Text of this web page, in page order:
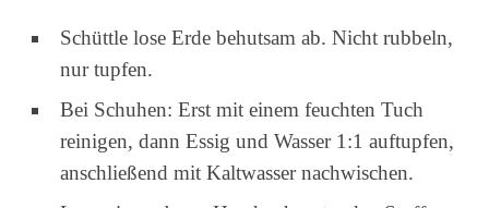
Schüttle lose Erde behutsam ab. Nicht rubbeln,
nur tupfen.
Bei Schuhen: Erst mit einem feuchten Tuch
reinigen, dann Essig und Wasser 1:1 auftupfen,
anschließend mit Kaltwasser nachwischen.